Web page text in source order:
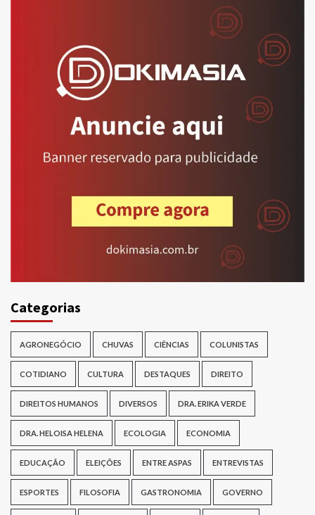
Categorias
AGRONEGÓCIO CHUVAS CIÊNCIAS COLUNISTAS
COTIDIANO CULTURA DESTAQUES DIREITO
DIREITOS HUMANOS DIVERSOS DRA. ERIKA VERDE
DRA. HELOISA HELENA ECOLOGIA ECONOMIA
EDUCAÇÃO ELEIÇÕES ENTRE ASPAS ENTREVISTAS
ESPORTES FILOSOFIA GASTRONOMIA GOVERNO